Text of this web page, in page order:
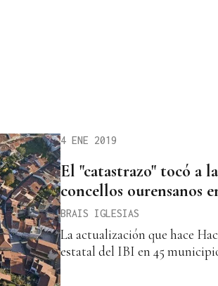
4 ENE 2019
El "catastrazo" tocó a
concellos ourensanos
BRAIS IGLESIAS
La actualización que hace
estatal del IBI en 45